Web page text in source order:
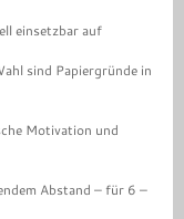
einsetzbar auf
sind Papiergründe in
Motivation und
Abstand – für 6 –